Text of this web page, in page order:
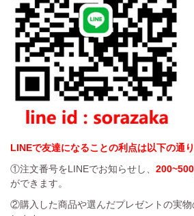
LINEで友達になることの利点は以下の通り
①注文番号をLINEでお知らせし、
ができます。
②購入した商品や選んだプレゼントの実物